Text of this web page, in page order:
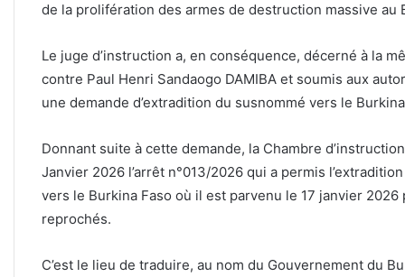
de la prolifération des armes de destruction massive au
Le juge d’instruction a, en conséquence, décerné à la
contre Paul Henri Sandaogo DAMIBA et soumis aux
une demande d’extradition du susnommé vers le
Donnant suite à cette demande, la Chambre
Janvier 2026 l’arrêt n°013/2026 qui a permis
vers le Burkina Faso où il est parvenu le 17 janvier
reprochés.
C’est le lieu de traduire, au nom du Gouvernement du